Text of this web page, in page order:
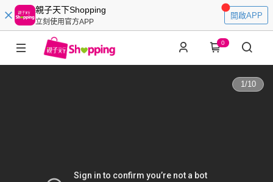
親子天下Shopping
立刻使用官方APP
開啟APP
0
1/10